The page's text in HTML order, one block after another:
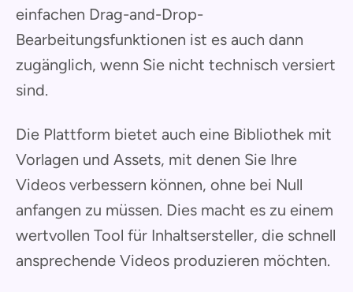
einfachen Drag-and-Drop-
Bearbeitungsfunktionen ist es auch dann
zugänglich, wenn Sie nicht technisch versiert
sind.
Die Plattform bietet auch eine Bibliothek mit
Vorlagen und Assets, mit denen Sie Ihre
Videos verbessern können, ohne bei Null
anfangen zu müssen. Dies macht es zu einem
wertvollen Tool für Inhaltsersteller, die schnell
ansprechende Videos produzieren möchten.